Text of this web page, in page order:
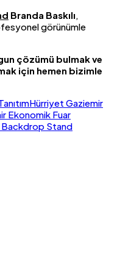
Branda Baskılı,
görünümle
çözümü bulmak ve
için hemen bizimle
Hürriyet Gaziemir
Ekonomik Fuar
Backdrop Stand